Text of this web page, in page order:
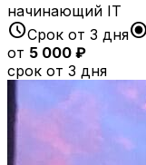
начинающий IT
scheduleСрок от 3 дняradio_button_checked
от 5 000 ₽
срок от 3 дня